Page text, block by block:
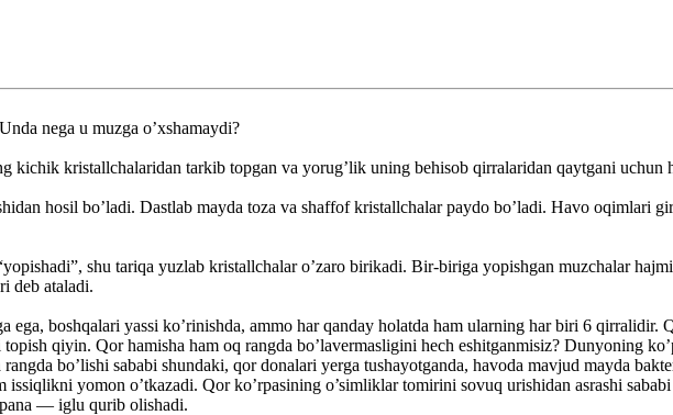
nega u muzga o’xshamaydi?
kichik kristallchalaridan tarkib topgan va yorug’lik uning behisob qirralaridan qaytgani uchun
hosil bo’ladi. Dastlab mayda toza va shaffof kristallchalar paydo bo’ladi. Havo oqimlari
shu tariqa yuzlab kristallchalar o’zaro birikadi. Bir-biriga yopishgan muzchalar
deb ataladi.
ega, boshqalari yassi ko’rinishda, ammo har qanday holatda ham ularning har biri 6
qiyin. Qor hamisha ham oq rangda bo’lavermasligini hech eshitganmisiz? Dunyoning
bo’lishi sababi shundaki, qor donalari yerga tushayotganda, havoda mavjud mayda
issiqlikni yomon o’tkazadi. Qor ko’rpasining o’simliklar tomirini sovuq urishidan asrashi
— iglu qurib olishadi.